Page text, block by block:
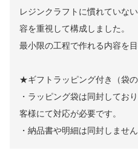
レジンクラフトに慣れていな
容を重視して構成しました。
最小限の工程で作れる内容を目
★ギフトラッピング付き（袋の
・ラッピング袋は同封してお
客様にて対応が必要です。
・納品書や明細は同封しませ